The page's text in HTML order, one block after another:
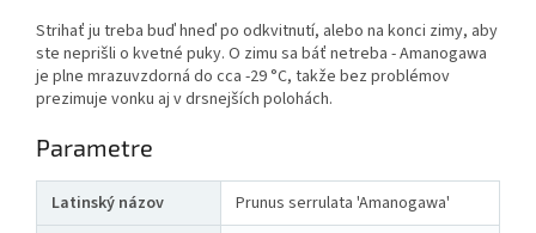
Strihať ju treba buď hneď po odkvitnutí, alebo na konci zimy, aby
ste neprišli o kvetné puky. O zimu sa báť netreba - Amanogawa
je plne mrazuvzdorná do cca -29 °C, takže bez problémov
prezimuje vonku aj v drsnejších polohách.
Parametre
Latinský názov
Prunus serrulata 'Amanogawa'